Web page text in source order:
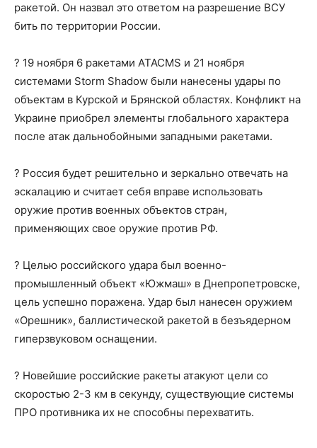
ракетой. Он назвал это ответом на разрешение ВСУ
бить по территории России.
? 19 ноября 6 ракетами ATACMS и 21 ноября
системами Storm Shadow были нанесены удары по
объектам в Курской и Брянской областях. Конфликт на
Украине приобрел элементы глобального характера
после атак дальнобойными западными ракетами.
? Россия будет решительно и зеркально отвечать на
эскалацию и считает себя вправе использовать
оружие против военных объектов стран,
применяющих свое оружие против РФ.
? Целью российского удара был военно-
промышленный объект «Южмаш» в Днепропетровске,
цель успешно поражена. Удар был нанесен оружием
«Орешник», баллистической ракетой в безъядерном
гиперзвуковом оснащении.
? Новейшие российские ракеты атакуют цели со
скоростью 2-3 км в секунду, существующие системы
ПРО противника их не способны перехватить.